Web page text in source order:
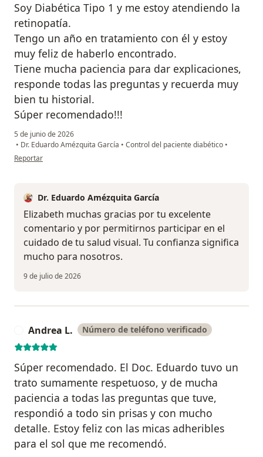
Soy Diabética Tipo 1 y me estoy atendiendo la
retinopatía.
Tengo un año en tratamiento con él y estoy
muy feliz de haberlo encontrado.
Tiene mucha paciencia para dar explicaciones,
responde todas las preguntas y recuerda muy
bien tu historial.
Súper recomendado!!!
5 de junio de 2026
• Dr. Eduardo Amézquita García • Control del paciente diabético •
en opinión del usuario Elizabeth Arcaya
Reportar
Dr. Eduardo Amézquita García
Elizabeth muchas gracias por tu excelente
comentario y por permitirnos participar en el
cuidado de tu salud visual. Tu confianza significa
mucho para nosotros.
9 de julio de 2026
Andrea L. Número de teléfono verificado
Súper recomendado. El Doc. Eduardo tuvo un
trato sumamente respetuoso, y de mucha
paciencia a todas las preguntas que tuve,
respondió a todo sin prisas y con mucho
detalle. Estoy feliz con las micas adheribles
para el sol que me recomendó.